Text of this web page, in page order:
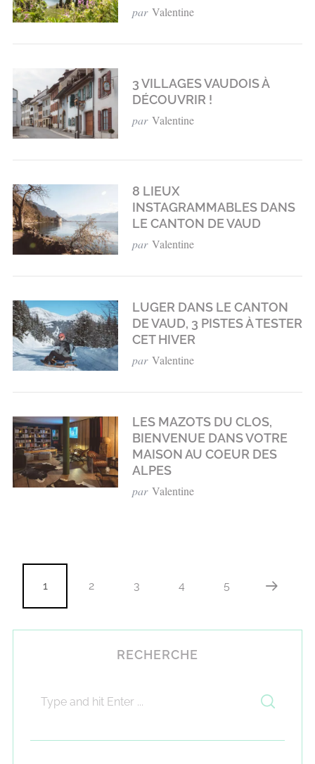
par Valentine
3 VILLAGES VAUDOIS À
DÉCOUVRIR !
par Valentine
8 LIEUX
INSTAGRAMMABLES DANS
LE CANTON DE VAUD
par Valentine
LUGER DANS LE CANTON
DE VAUD, 3 PISTES À TESTER
CET HIVER
par Valentine
LES MAZOTS DU CLOS,
BIENVENUE DANS VOTRE
MAISON AU COEUR DES
ALPES
par Valentine
1 2 3 4 5
RECHERCHE